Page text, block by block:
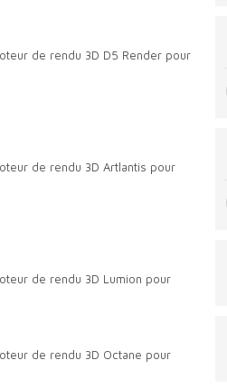
de rendu 3D D5 Render pour
de rendu 3D Artlantis pour
de rendu 3D Lumion pour
de rendu 3D Octane pour